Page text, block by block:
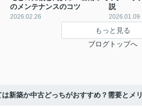
のメンテナンスのコツ
2026.02.26
説
2026.01.09
もっと見る
ブログトップへ
は新築か中古どっちがおすすめ？需要とメ